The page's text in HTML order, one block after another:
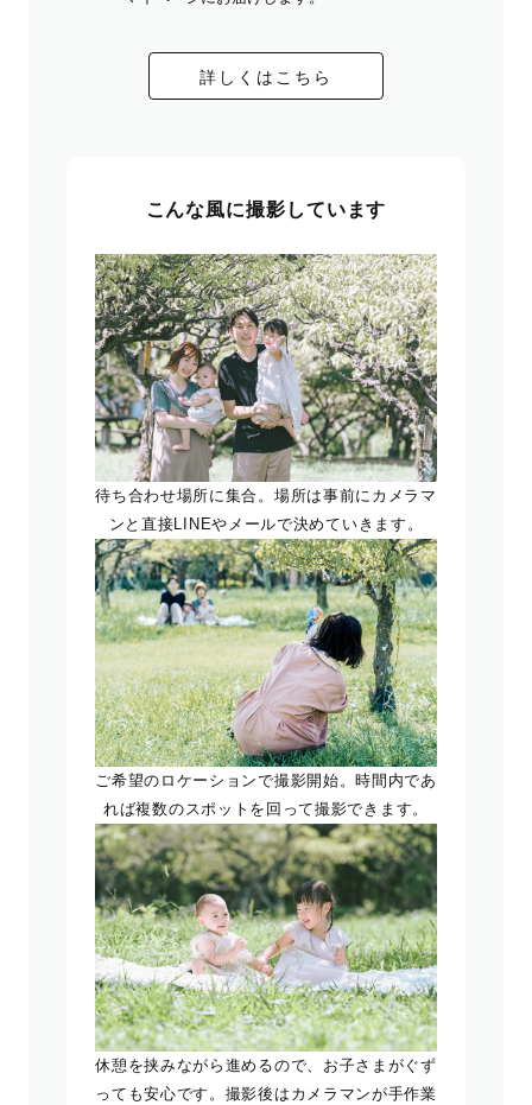
詳しくはこちら
こんな風に撮影しています
待ち合わせ場所に集合。場所は事前にカメラマ
ンと直接LINEやメールで決めていきます。
ご希望のロケーションで撮影開始。時間内であ
れば複数のスポットを回って撮影できます。
休憩を挟みながら進めるので、お子さまがぐず
っても安心です。撮影後はカメラマンが手作業